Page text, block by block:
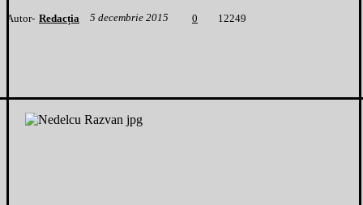
Autor- Redacția 5 decembrie 2015 0 1 2249